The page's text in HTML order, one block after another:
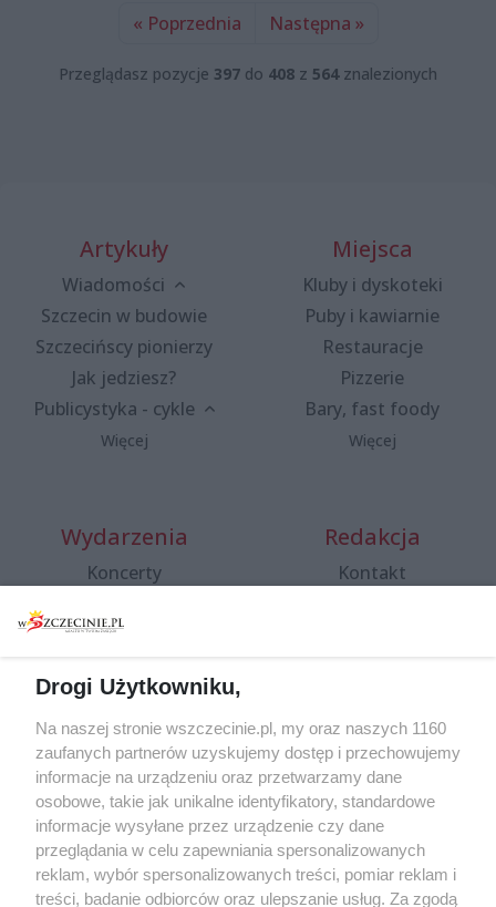
« Poprzednia Następna »
Przeglądasz pozycje 397 do 408 z 564znalezionych
Artykuły
Wiadomości
Szczecin w budowie
Szczecińscy pionierzy
Jak jedziesz?
Publicystyka - cykle
Więcej
Miejsca
Kluby i dyskoteki
Puby i kawiarnie
Restauracje
Pizzerie
Bary, fast foody
Więcej
Wydarzenia
Koncerty
Spacery i oprowadzania
targi
Wernisaże
Więcej
Redakcja
Kontakt
Specjalny koncert z okazji
20. urodzin portalu
wSzczecinie.pl
Regulamin konkursów
śniadaniówka "Hej
Szczecin! Jest piątek!"
Drogi Użytkowniku,
Na naszej stronie wszczecinie.pl, my oraz naszych 1160
zaufanych partnerów uzyskujemy dostęp i przechowujemy
informacje na urządzeniu oraz przetwarzamy dane
osobowe, takie jak unikalne identyfikatory, standardowe
informacje wysyłane przez urządzenie czy dane
przeglądania w celu zapewniania spersonalizowanych
reklam, wybór spersonalizowanych treści, pomiar reklam i
treści, badanie odbiorców oraz ulepszanie usług. Za zgodą